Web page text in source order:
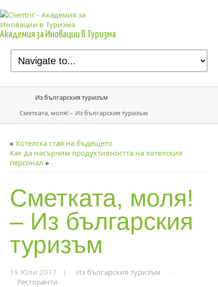
Академия за Иновации в Туризма
Из българския туризъм
Сметката, моля! – Из българския туризъм
« Хотелска стая на бъдещето
Как да насърчим продуктивността на хотелския
персонал »
Сметката, моля!
– Из българския
туризъм
19 Юли 2017 | Из българския туризъм
·
Ресторанти